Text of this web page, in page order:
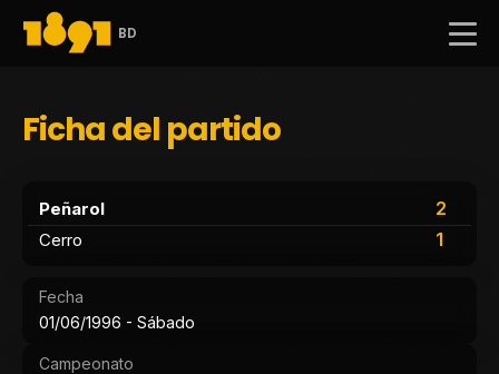
BD
Ficha del partido
Peñarol
2
1
Cerro
Fecha
01/06/1996 - Sábado
Campeonato